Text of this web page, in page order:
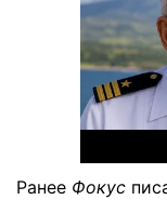
Ранее Фокус